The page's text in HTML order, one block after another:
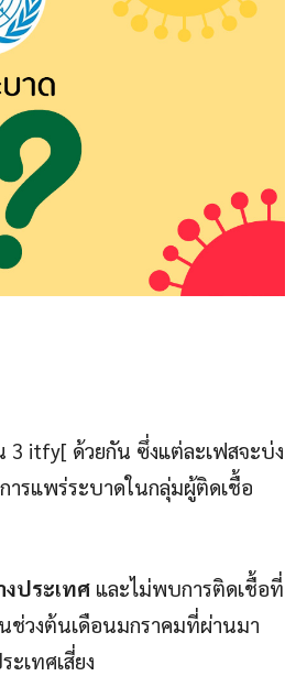
3 itfy[ ด้วยกัน ซึ่งแต่ละเฟสจะบ่ง
รแพร่ระบาดในกลุ่มผู้ติดเชื้อ
ประเทศ และไม่พบการติดเชื้อที่
ช่วงต้นเดือนมกราคมที่ผ่านมา
เทศเสี่ยง